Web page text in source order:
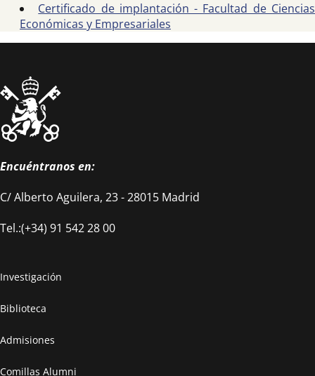
Certificado de implantación - Facultad de Ciencias
Económicas y Empresariales
Encuéntranos en:
C/ Alberto Aguilera, 23 - 28015 Madrid
Tel.:(+34) 91 542 28 00
Investigación
Biblioteca
Admisiones
Comillas Alumni